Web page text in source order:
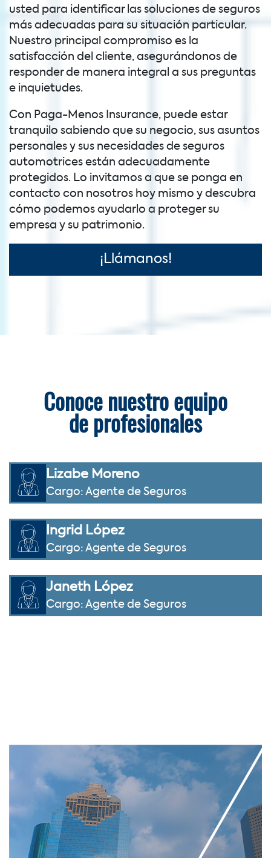
usted para identificar las soluciones de seguros
más adecuadas para su situación particular.
Nuestro principal compromiso es la
satisfacción del cliente, asegurándonos de
responder de manera integral a sus preguntas
e inquietudes.
Con Paga-Menos Insurance, puede estar
tranquilo sabiendo que su negocio, sus asuntos
personales y sus necesidades de seguros
automotrices están adecuadamente
protegidos. Lo invitamos a que se ponga en
contacto con nosotros hoy mismo y descubra
cómo podemos ayudarlo a proteger su
empresa y su patrimonio.
¡Llámanos!
Conoce nuestro equipo
de profesionales
Lizabe Moreno
Cargo: Agente de Seguros
Ingrid López
Cargo: Agente de Seguros
Janeth López
Cargo: Agente de Seguros